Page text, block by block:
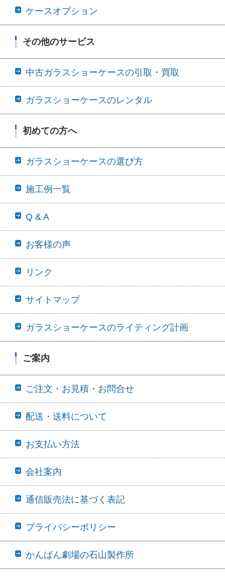
ケースオプション
その他のサービス
中古ガラスショーケースの引取・買取
ガラスショーケースのレンタル
初めての方へ
ガラスショーケースの選び方
施工例一覧
Q & A
お客様の声
リンク
サイトマップ
ガラスショーケースのライティング計画
ご案内
ご注文・お見積・お問合せ
配送・送料について
お支払い方法
会社案内
通信販売法に基づく表記
プライバシーポリシー
かんばん劇場の石山製作所